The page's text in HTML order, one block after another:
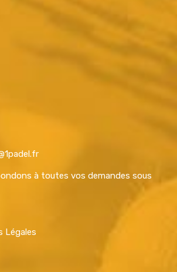
à toutes vos demandes sous
Légales